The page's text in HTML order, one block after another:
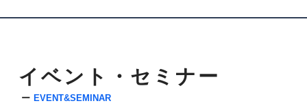
イベント・セミナー
EVENT&SEMINAR